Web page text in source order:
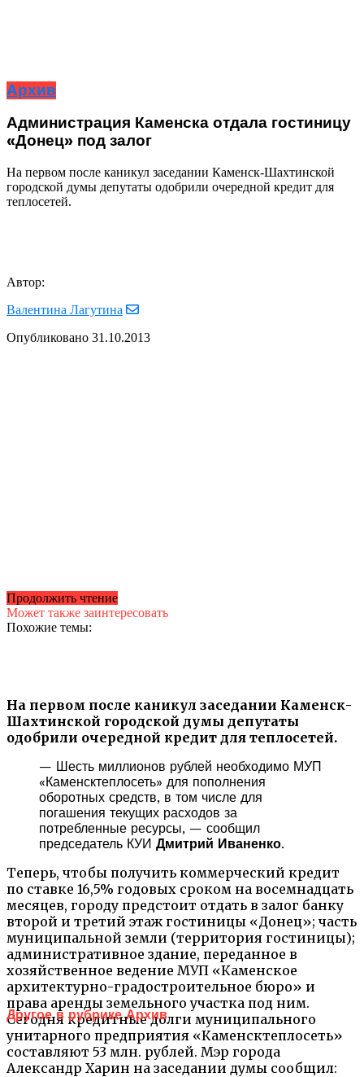
Архив
Администрация Каменска отдала гостиницу
«Донец» под залог
На первом после каникул заседании Каменск-Шахтинской
городской думы депутаты одобрили очередной кредит для
теплосетей.
Автор:
Валентина Лагутина
Опубликовано 31.10.2013
На первом после каникул заседании Каменск-
Шахтинской городской думы депутаты
одобрили очередной кредит для теплосетей.
— Шесть миллионов рублей необходимо МУП
«Каменсктеплосеть» для пополнения
оборотных средств, в том числе для
погашения текущих расходов за
потребленные ресурсы, — сообщил
председатель КУИ Дмитрий Иваненко.
Теперь, чтобы получить коммерческий кредит
по ставке 16,5% годовых сроком на восемнадцать
месяцев, городу предстоит отдать в залог банку
второй и третий этаж гостиницы «Донец»; часть
муниципальной земли (территория гостиницы);
административное здание, переданное в
хозяйственное ведение МУП «Каменское
архитектурно-градостроительное бюро» и
права аренды земельного участка под ним.
Сегодня кредитные долги муниципального
унитарного предприятия «Каменсктеплосеть»
составляют 53 млн. рублей. Мэр города
Александр Харин на заседании думы сообщил:
Продолжить чтение
Может также заинтересовать
Похожие темы:
Другое в рубрике Архив